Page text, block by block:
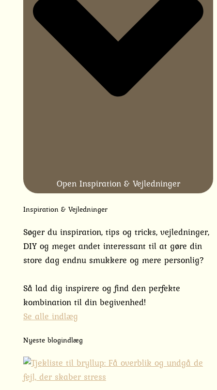
Open Inspiration & Vejledninger
Inspiration & Vejledninger
Søger du inspiration, tips og tricks, vejledninger,
DIY og meget andet interessant til at gøre din
store dag endnu smukkere og mere personlig?
Så lad dig inspirere og find den perfekte
kombination til din begivenhed!
Se alle indlæg
Nyeste blogindlæg